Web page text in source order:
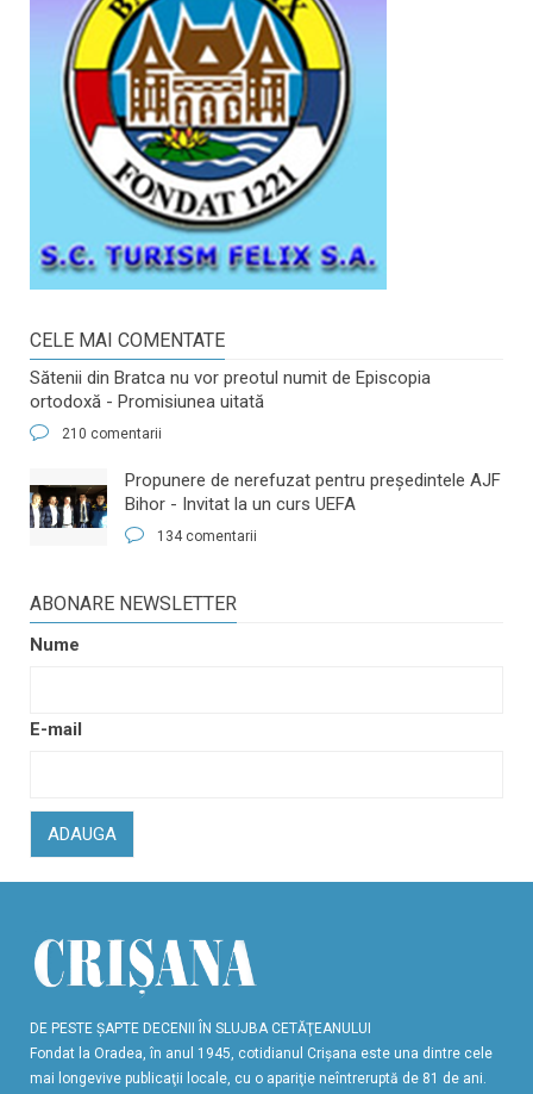
CELE MAI COMENTATE
Sătenii din Bratca nu vor preotul numit de Episcopia
ortodoxă - Promisiunea uitată
210 comentarii
​Propunere de nerefuzat pentru preşedintele AJF
Bihor - Invitat la un curs UEFA
134 comentarii
ABONARE NEWSLETTER
Nume
E-mail
ADAUGA
DE PESTE ŞAPTE DECENII ÎN SLUJBA CETĂŢEANULUI
Fondat la Oradea, în anul 1945, cotidianul Crişana este una dintre cele
mai longevive publicaţii locale, cu o apariţie neîntreruptă de 81 de ani.